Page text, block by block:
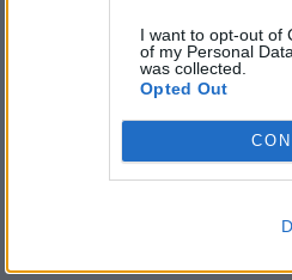
I want to opt-out of
of my Personal
was collected.
Opted Out